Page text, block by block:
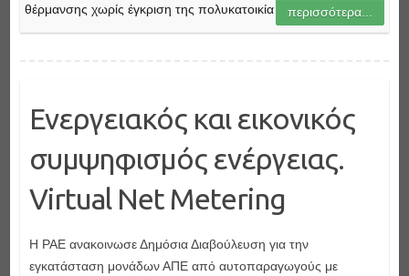
θέρμανσης χωρίς έγκριση της πολυκατοικία
περισσότερα...
Ενεργειακός και εικονικός
συμψηφισμός ενέργειας.
Virtual Net Metering
Η ΡΑΕ ανακοινωσε Δημόσια Διαβούλευση για την
εγκατάσταση μονάδων ΑΠΕ από αυτοπαραγωγούς με